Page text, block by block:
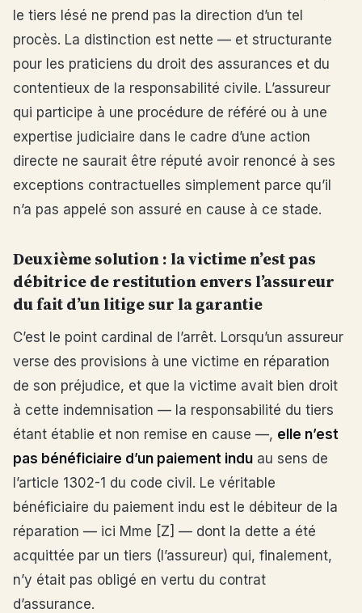
le tiers lésé ne prend pas la direction d’un tel
procès. La distinction est nette — et structurante
pour les praticiens du droit des assurances et du
contentieux de la responsabilité civile. L’assureur
qui participe à une procédure de référé ou à une
expertise judiciaire dans le cadre d’une action
directe ne saurait être réputé avoir renoncé à ses
exceptions contractuelles simplement parce qu’il
n’a pas appelé son assuré en cause à ce stade.
Deuxième solution : la victime n’est pas
débitrice de restitution envers l’assureur
du fait d’un litige sur la garantie
C’est le point cardinal de l’arrêt. Lorsqu’un assureur
verse des provisions à une victime en réparation
de son préjudice, et que la victime avait bien droit
à cette indemnisation — la responsabilité du tiers
étant établie et non remise en cause —, elle n’est
pas bénéficiaire d’un paiement indu au sens de
l’article 1302-1 du code civil. Le véritable
bénéficiaire du paiement indu est le débiteur de la
réparation — ici Mme [Z] — dont la dette a été
acquittée par un tiers (l’assureur) qui, finalement,
n’y était pas obligé en vertu du contrat
d’assurance.